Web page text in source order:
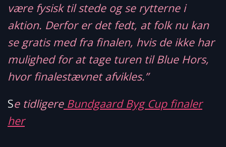
være fysisk til stede og se rytterne i
aktion. Derfor er det fedt, at folk nu kan
se gratis med fra finalen, hvis de ikke har
mulighed for at tage turen til Blue Hors,
hvor finalestævnet afvikles.”
Se tidligereBundgaard Byg Cup finaler
her